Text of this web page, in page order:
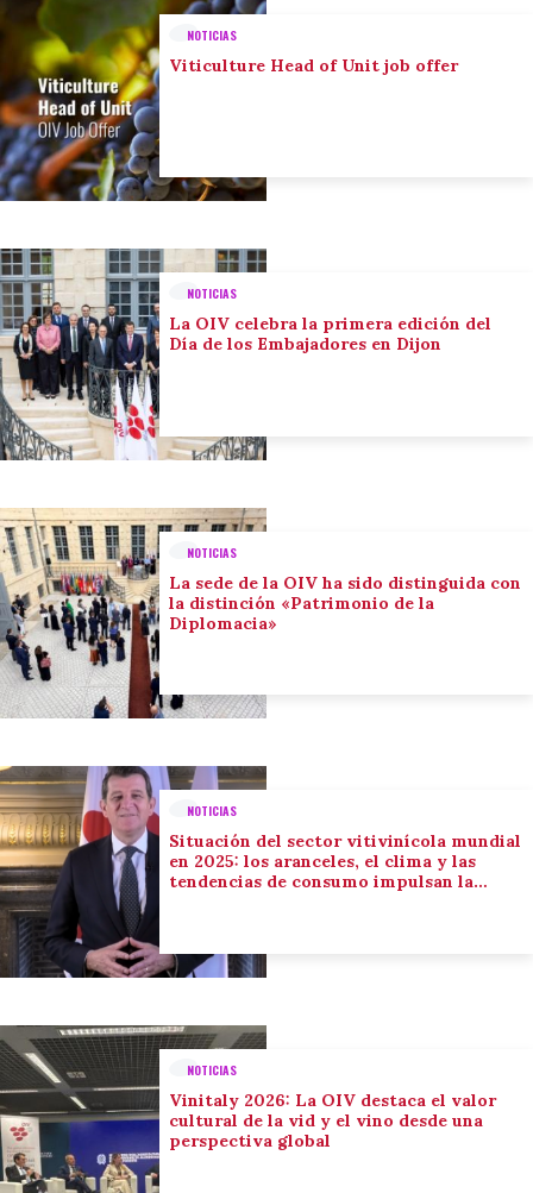
NOTICIAS
Viticulture Head of Unit job offer
NOTICIAS
La OIV celebra la primera edición del
Día de los Embajadores en Dijon
NOTICIAS
La sede de la OIV ha sido distinguida con
la distinción «Patrimonio de la
Diplomacia»
NOTICIAS
Situación del sector vitivinícola mundial
en 2025: los aranceles, el clima y las
tendencias de consumo impulsan la
NOTICIAS
Vinitaly 2026: La OIV destaca el valor
cultural de la vid y el vino desde una
perspectiva global